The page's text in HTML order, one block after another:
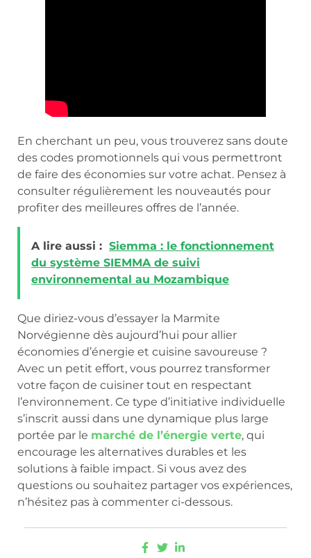
En cherchant un peu, vous trouverez sans doute
des codes promotionnels qui vous permettront
de faire des économies sur votre achat. Pensez à
consulter régulièrement les nouveautés pour
profiter des meilleures offres de l’année.
A lire aussi : Siemma : le fonctionnement
du système SIEMMA de suivi
environnemental au Mozambique
Que diriez-vous d’essayer la Marmite
Norvégienne dès aujourd’hui pour allier
économies d’énergie et cuisine savoureuse ?
Avec un petit effort, vous pourrez transformer
votre façon de cuisiner tout en respectant
l’environnement. Ce type d’initiative individuelle
s’inscrit aussi dans une dynamique plus large
portée par le marché de l’énergie verte, qui
encourage les alternatives durables et les
solutions à faible impact. Si vous avez des
questions ou souhaitez partager vos expériences,
n’hésitez pas à commenter ci-dessous.